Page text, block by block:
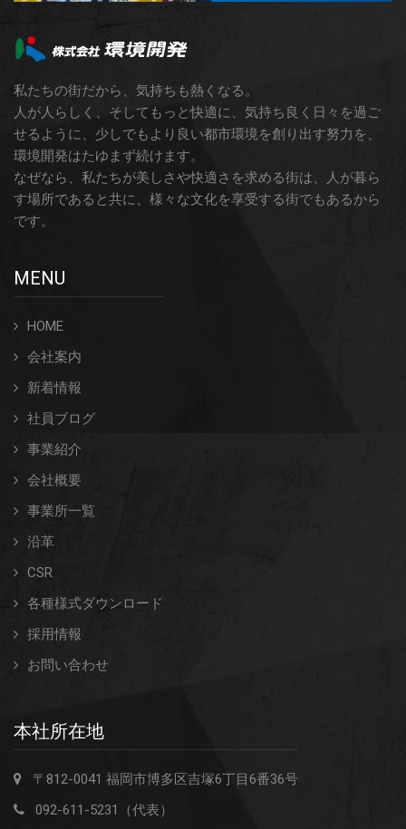
私たちの街だから、気持ちも熱くなる。
人が人らしく、そしてもっと快適に、気持ち良く日々を過ご
せるように、少しでもより良い都市環境を創り出す努力を、
環境開発はたゆまず続けます。
なぜなら、私たちが美しさや快適さを求める街は、人が暮ら
す場所であると共に、様々な文化を享受する街でもあるから
です。
MENU
HOME
会社案内
新着情報
社員ブログ
事業紹介
会社概要
事業所一覧
沿革
CSR
各種様式ダウンロード
採用情報
お問い合わせ
本社所在地
〒812-0041 福岡市博多区吉塚6丁目6番36号
092-611-5231（代表）